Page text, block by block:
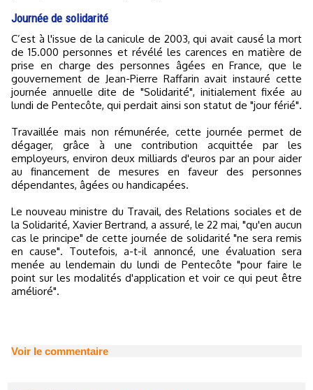
Journée de solidarité
C’est à l'issue de la canicule de 2003, qui avait causé la mort
de 15.000 personnes et révélé les carences en matière de
prise en charge des personnes âgées en France, que le
gouvernement de Jean-Pierre Raffarin avait instauré cette
journée annuelle dite de "Solidarité", initialement fixée au
lundi de Pentecôte, qui perdait ainsi son statut de "jour férié".
Travaillée mais non rémunérée, cette journée permet de
dégager, grâce à une contribution acquittée par les
employeurs, environ deux milliards d'euros par an pour aider
au financement de mesures en faveur des personnes
dépendantes, âgées ou handicapées.
Le nouveau ministre du Travail, des Relations sociales et de
la Solidarité, Xavier Bertrand, a assuré, le 22 mai, "qu'en aucun
cas le principe" de cette journée de solidarité "ne sera remis
en cause". Toutefois, a-t-il annoncé, une évaluation sera
menée au lendemain du lundi de Pentecôte "pour faire le
point sur les modalités d'application et voir ce qui peut être
amélioré".
Voir le commentaire